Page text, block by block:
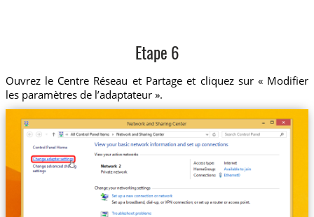
Etape 6
Ouvrez le Centre Réseau et Partage et cliquez sur « Modifier
les paramètres de l’adaptateur ».